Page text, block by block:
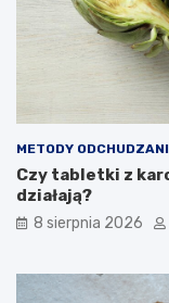
METODY
Czy tabletki z
działają?
8 sierpnia 2026